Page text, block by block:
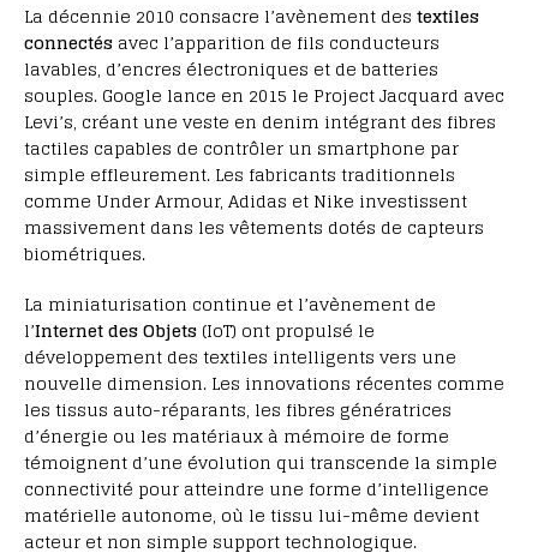
La décennie 2010 consacre l’avènement des textiles
connectés avec l’apparition de fils conducteurs
lavables, d’encres électroniques et de batteries
souples. Google lance en 2015 le Project Jacquard avec
Levi’s, créant une veste en denim intégrant des fibres
tactiles capables de contrôler un smartphone par
simple effleurement. Les fabricants traditionnels
comme Under Armour, Adidas et Nike investissent
massivement dans les vêtements dotés de capteurs
biométriques.
La miniaturisation continue et l’avènement de
l’Internet des Objets (IoT) ont propulsé le
développement des textiles intelligents vers une
nouvelle dimension. Les innovations récentes comme
les tissus auto-réparants, les fibres génératrices
d’énergie ou les matériaux à mémoire de forme
témoignent d’une évolution qui transcende la simple
connectivité pour atteindre une forme d’intelligence
matérielle autonome, où le tissu lui-même devient
acteur et non simple support technologique.